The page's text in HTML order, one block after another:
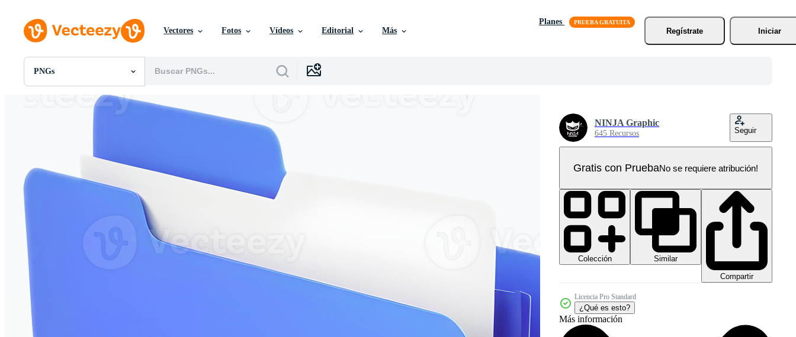
Vectores Fotos Vídeos Editorial Más
Planes
Regístrate
Iniciar
PNGs
Todas Imágenes
Videos
Gráficos en Movimiento
NINJA Graphic
645 Recursos Seguir
Gratis con PruebaNo se requiere atribución!
Colección
Similar
Compartir
Licencia Pro Standard
¿Qué es esto?
Más información